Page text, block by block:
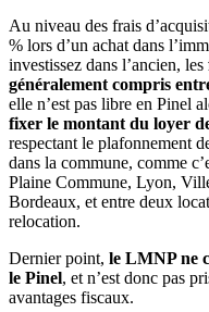
Au niveau des frais
% lors d’un achat dans
investissez dans l’ancien, les
généralement compris
elle n’est pas libre en Pinel
fixer le montant du loyer
respectant le plafonnement
dans la commune, comme
Plaine Commune, Lyon,
Bordeaux, et entre deux
relocation.
Dernier point, le LMNP ne
le Pinel, et n’est donc pas
avantages fiscaux.